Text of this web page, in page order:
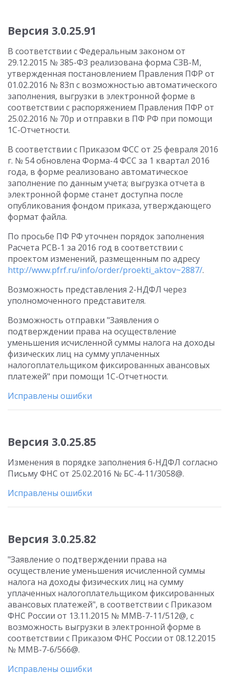
Версия 3.0.25.91
В соответствии с Федеральным законом от
29.12.2015 № 385-ФЗ реализована форма СЗВ-М,
утвержденная постановлением Правления ПФР от
01.02.2016 № 83п с возможностью автоматического
заполнения, выгрузки в электронной форме в
соответствии с распоряжением Правления ПФР от
25.02.2016 № 70р и отправки в ПФ РФ при помощи
1С-Отчетности.
В соответствии с Приказом ФСС от 25 февраля 2016
г. № 54 обновлена Форма-4 ФСС за 1 квартал 2016
года, в форме реализовано автоматическое
заполнение по данным учета; выгрузка отчета в
электронной форме станет доступна после
опубликования фондом приказа, утверждающего
формат файла.
По просьбе ПФ РФ уточнен порядок заполнения
Расчета РСВ-1 за 2016 год в соответствии с
проектом изменений, размещенным по адресу
http://www.pfrf.ru/info/order/proekti_aktov~2887/.
Возможность представления 2-НДФЛ через
уполномоченного представителя.
Возможность отправки "Заявления о
подтверждении права на осуществление
уменьшения исчисленной суммы налога на доходы
физических лиц на сумму уплаченных
налогоплательщиком фиксированных авансовых
платежей" при помощи 1С-Отчетности.
Исправлены ошибки
Версия 3.0.25.85
Изменения в порядке заполнения 6-НДФЛ согласно
Письму ФНС от 25.02.2016 № БС-4-11/3058@.
Исправлены ошибки
Версия 3.0.25.82
"Заявление о подтверждении права на
осуществление уменьшения исчисленной суммы
налога на доходы физических лиц на сумму
уплаченных налогоплательщиком фиксированных
авансовых платежей", в соответствии с Приказом
ФНС России от 13.11.2015 № ММВ-7-11/512@, с
возможность выгрузки в электронной форме в
соответствии с Приказом ФНС России от 08.12.2015
№ ММВ-7-6/566@.
Исправлены ошибки